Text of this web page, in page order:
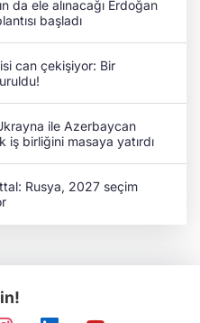
da ele alınacağı Erdoğan
başladı
can çekişiyor: Bir
ile Azerbaycan
iş birliğini masaya yatırdı
Rusya, 2027 seçim